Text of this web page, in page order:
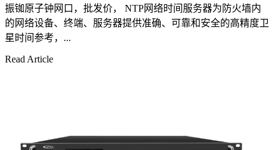
振铷原子钟网口，批发价， NTP网络时间服务器为防火墙内
的网络设备、终端、服务器提供准确、可靠和安全的高精度卫
星时间参考，...
Read Article